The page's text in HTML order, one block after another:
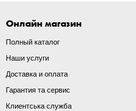
Онлайн магазин
Полный каталог
Наши услуги
Доставка и оплата
Гарантия та сервис
Клиентська служба